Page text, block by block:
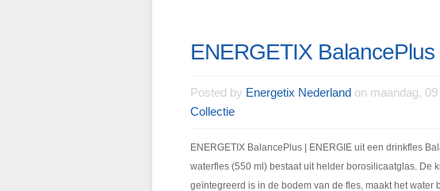
ENERGETIX BalancePlus
Posted by Energetix Nederland on maandag,
Collectie
ENERGETIX BalancePlus | ENERGIE uit een drinkfles
waterfles (550 ml) bestaat uit helder borosilicaatglas. De
geïntegreerd is in de bodem van de fles, maakt het